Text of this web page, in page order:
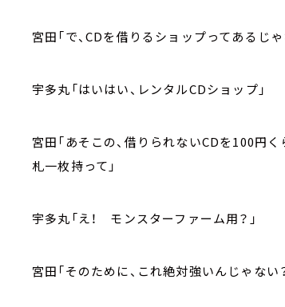
宮田「で、CDを借りるショップってあるじゃ
宇多丸「はいはい、レンタルCDショップ」
宮田「あそこの、借りられないCDを100円
札一枚持って」
宇多丸「え！ モンスターファーム用？」
宮田「そのために、これ絶対強いんじゃない